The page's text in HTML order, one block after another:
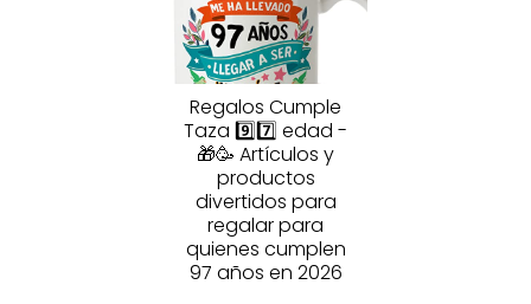
Regalos Cumple
Taza 9️⃣7️⃣ edad -
🎁🥳 Artículos y
productos
divertidos para
regalar para
quienes cumplen
97 años en 2026